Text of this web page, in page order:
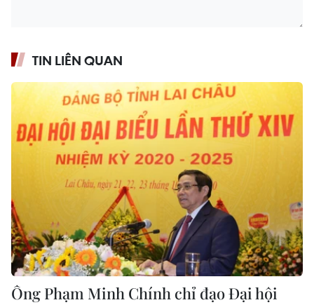
TIN LIÊN QUAN
Ông Phạm Minh Chính chỉ đạo Đại hội